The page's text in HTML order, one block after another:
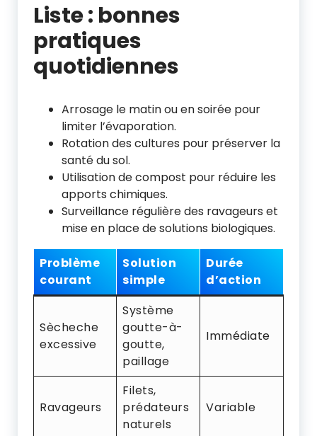
Liste : bonnes
pratiques
quotidiennes
Arrosage le matin ou en soirée pour
limiter l’évaporation.
Rotation des cultures pour préserver la
santé du sol.
Utilisation de compost pour réduire les
apports chimiques.
Surveillance régulière des ravageurs et
mise en place de solutions biologiques.
Problème
courant
Solution
simple
Durée
d’action
Sècheche
excessive
Système
goutte-à-
goutte,
paillage
Immédiate
Ravageurs
Filets,
prédateurs
naturels
Variable